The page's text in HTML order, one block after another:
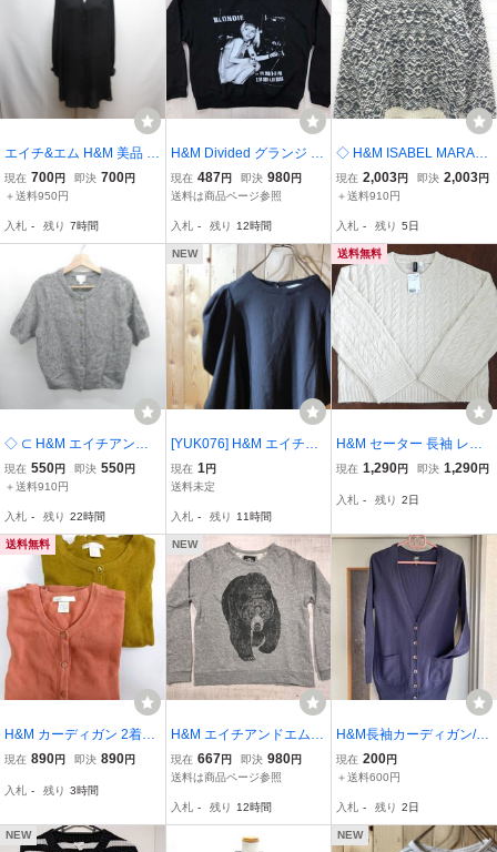
エイチ&エム H&M 美品 長
袖 シアー シャツ ブラウ
ス チュニック 40P 黒 ブ
パー レディース
現在 700円 即決 700円
＋送料950円
入札 - 残り 7時間
H&M Divided グランジ ロ
ック 古着 ブロンディー B
LONDIE デボラハリー フ
トレーナー 裏起毛 レディ
ース 綿混合 S
現在 487 円 即決 980円
送料は商品ページ参照
入札 - 残り 12時間
◇ H&M ISABEL MARAN
T エイチアンドエム 長袖
ウール ニット セーター M
現在 2,003円 即決 2,003円
＋送料910円
入札 - 残り 5日
◇ ⊂ H&M エイチアンド
エム 半袖 ニット シャツ
ブラウス サイズEUR M U
ィース E
現在 550円 即決 550円
＋送料910円
入札 - 残り 22時間
NEW
[YUK076] H&M エイチア
ンドエム カットソー ブラ
ウス 黒 レディース M
現在 1 円
送料未定
入札 - 残り 11時間
送料無料
H&M セーター 長袖 レデ
ィース Mサイズ ベージュ
現在 1,290円 即決 1,290円
入札 - 残り 2日
送料無料
H&M カーディガン 2着セ
ット 綿100％ サイズXS
ッツ・ジャパン レディー
現在 890円 即決 890円
入札 - 残り 3時間
NEW
H&M エイチアンドエム L
ABEL OF GRADED GOO
DS ストリート クマ イラ
トレーナー レディース コ
ットン混 M グレー
現在 667 円 即決 980円
送料は商品ページ参照
入札 - 残り 12時間
H&M長袖カーディガン/ニ
ットプルオーバー トッ
プスセーター
現在 200円
＋送料600円
入札 - 残り 2日
NEW NEW